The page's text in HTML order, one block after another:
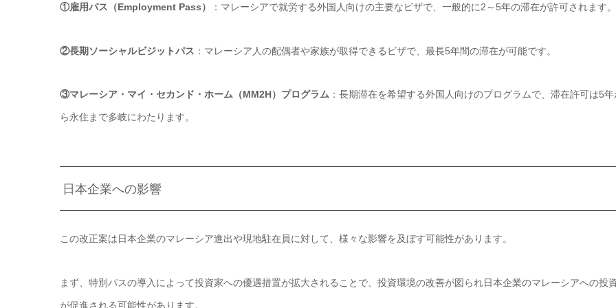
①雇用パス（Employment Pass） ：マレーシアで就労する外国人向けの主要なビザで、一般的に2～5年の滞在が許可されます。
②長期ソーシャルビジットパス ：マレーシア人の配偶者や家族が取得できるビザで、最長5年間の滞在が可能です。
③マレーシア・マイ・セカンド・ホーム（MM2H）プログラム ：長期滞在を希望する外国人向けのプログラムで、滞在許可は5年
ら永住まで多岐にわたります。
日本企業への影響
この改正案は日本企業のマレーシア進出や現地駐在員に対して、様々な影響を及ぼす可能性があります。
まず、特別パスの導入によって投資家への優遇措置が拡大されることで、投資環境の改善が図られ日本企業のマレーシアへの投
が促進される可能性があります。